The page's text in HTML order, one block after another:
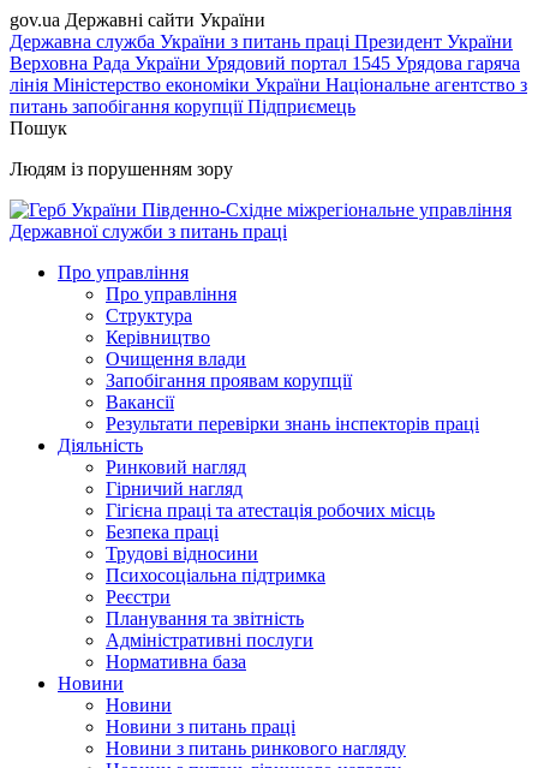
gov.ua Державні сайти України
Державна служба України з питань праці Президент України
Верховна Рада України Урядовий портал 1545 Урядова гаряча
лінія Міністерство економіки України Національне агентство з
питань запобігання корупціїПідприємець
Пошук
Людям із порушенням зору
Південно-Східне міжрегіональне управління
Державної служби з питань праці
Про управління
Про управління
Структура
Керівництво
Очищення влади
Запобігання проявам корупції
Вакансії
Результати перевірки знань інспекторів праці
Діяльність
Ринковий нагляд
Гірничий нагляд
Гігієна праці та атестація робочих місць
Безпека праці
Трудові відносини
Психосоціальна підтримка
Реєстри
Планування та звітність
Адміністративні послуги
Нормативна база
Новини
Новини
Новини з питань праці
Новини з питань ринкового нагляду